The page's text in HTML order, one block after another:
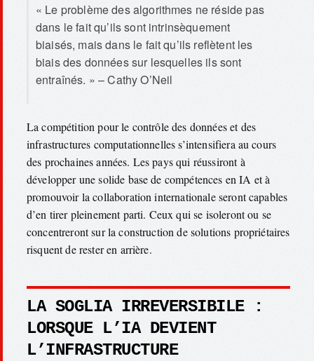
« Le problème des algorithmes ne réside pas
dans le fait qu’ils sont intrinsèquement
biaisés, mais dans le fait qu’ils reflètent les
biais des données sur lesquelles ils sont
entraînés. » – Cathy O’Neil
La compétition pour le contrôle des données et des
infrastructures computationnelles s’intensifiera au cours
des prochaines années. Les pays qui réussiront à
développer une solide base de compétences en IA et à
promouvoir la collaboration internationale seront capables
d’en tirer pleinement parti. Ceux qui se isoleront ou se
concentreront sur la construction de solutions propriétaires
risquent de rester en arrière.
LA SOGLIA IRREVERSIBILE :
LORSQUE L’IA DEVIENT
L’INFRASTRUCTURE